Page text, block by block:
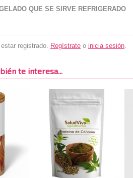
QUE SE SIRVE REFRIGERADO
registrado. Regístrate o inicia sesión.
te interesa...